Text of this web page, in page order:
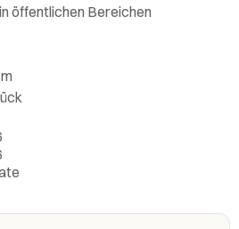
öffentlichen Bereichen